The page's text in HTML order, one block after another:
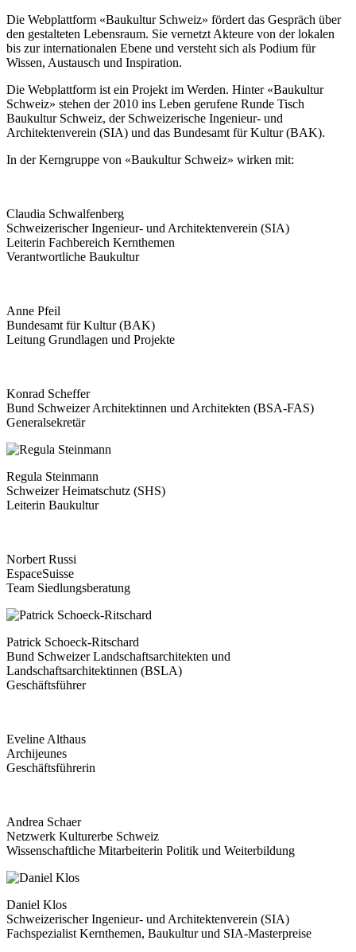
Die Webplattform «Baukultur Schweiz» fördert das Gespräch über
den gestalteten Lebensraum. Sie vernetzt Akteure von der lokalen
bis zur internationalen Ebene und versteht sich als Podium für
Wissen, Austausch und Inspiration.
Die Webplattform ist ein Projekt im Werden. Hinter «Baukultur
Schweiz» stehen der 2010 ins Leben gerufene Runde Tisch
Baukultur Schweiz, der Schweizerische Ingenieur- und
Architektenverein (SIA) und das Bundesamt für Kultur (BAK).
In der Kerngruppe von «Baukultur Schweiz» wirken mit:
Claudia Schwalfenberg
Schweizerischer Ingenieur- und Architektenverein (SIA)
Leiterin Fachbereich Kernthemen
Verantwortliche Baukultur
Anne Pfeil
Bundesamt für Kultur (BAK)
Leitung Grundlagen und Projekte
Konrad Scheffer
Bund Schweizer Architektinnen und Architekten (BSA-FAS)
Generalsekretär
Regula Steinmann
Schweizer Heimatschutz (SHS)
Leiterin Baukultur
Norbert Russi
EspaceSuisse
Team Siedlungsberatung
Patrick Schoeck-Ritschard
Bund Schweizer Landschaftsarchitekten und
Landschaftsarchitektinnen (BSLA)
Geschäftsführer
Eveline Althaus
Archijeunes
Geschäftsführerin
Andrea Schaer
Netzwerk Kulturerbe Schweiz
Wissenschaftliche Mitarbeiterin Politik und Weiterbildung
Daniel Klos
Schweizerischer Ingenieur- und Architektenverein (SIA)
Fachspezialist Kernthemen, Baukultur und SIA-Masterpreise